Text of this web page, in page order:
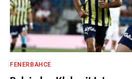
FENERBAHCE